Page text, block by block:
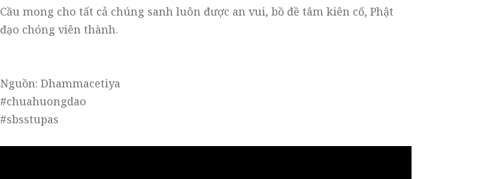
Cầu mong cho tất cả chúng sanh luôn được an vui, bồ đề tâm kiên cố, Phật
đạo chóng viên thành.
Nguồn: Dhammacetiya
#chuahuongdao
#sbsstupas